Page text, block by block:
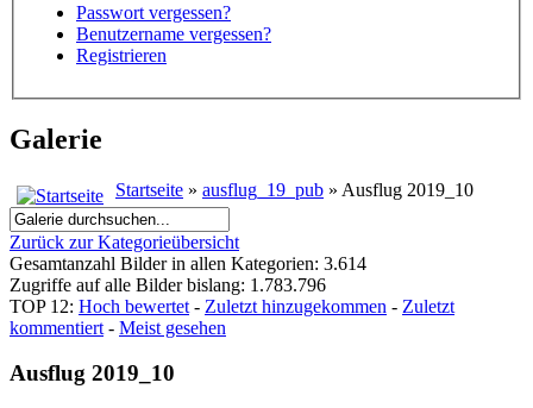
Passwort vergessen?
Benutzername vergessen?
Registrieren
Galerie
Startseite » ausflug_19_pub » Ausflug 2019_10
Zurück zur Kategorieübersicht
Gesamtanzahl Bilder in allen Kategorien: 3.614
Zugriffe auf alle Bilder bislang: 1.783.796
TOP 12: Hoch bewertet - Zuletzt hinzugekommen - Zuletzt
kommentiert - Meist gesehen
Ausflug 2019_10